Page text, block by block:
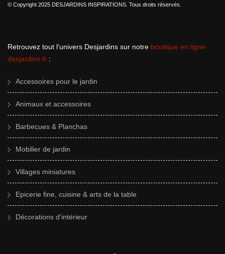
© Copyright 2025 DESJARDINS INSPIRATIONS. Tous droits réservés.
Retrouvez tout l’univers Desjardins sur notre boutique en ligne
desjardins.fr :
Accessoires pour le jardin
Animaux et accessoires
Barbecues & Planchas
Mobilier de jardin
Villages miniatures
Epicerie fine, cuisine & arts de la table
Décorations d’intérieur